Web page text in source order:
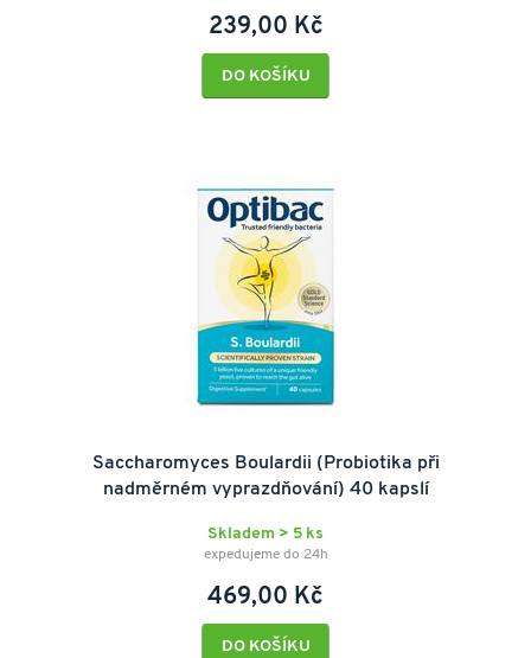
239,00 Kč
DO KOŠÍKU
Saccharomyces Boulardii (Probiotika při
nadměrném vyprazdňování) 40 kapslí
Skladem > 5 ks
expedujeme do 24h
469,00 Kč
DO KOŠÍKU